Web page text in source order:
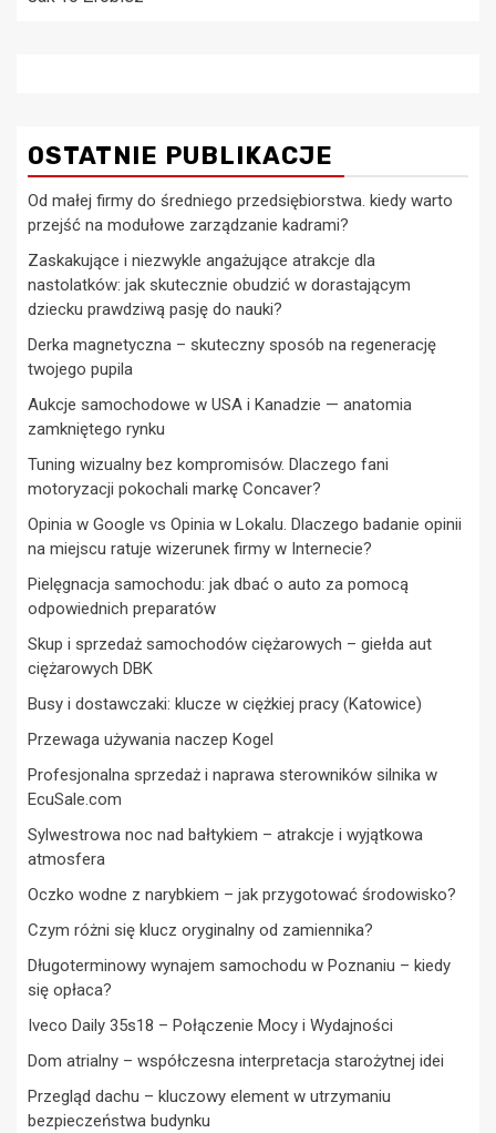
OSTATNIE PUBLIKACJE
Od małej firmy do średniego przedsiębiorstwa. kiedy warto
przejść na modułowe zarządzanie kadrami?
Zaskakujące i niezwykle angażujące atrakcje dla
nastolatków: jak skutecznie obudzić w dorastającym
dziecku prawdziwą pasję do nauki?
Derka magnetyczna – skuteczny sposób na regenerację
twojego pupila
Aukcje samochodowe w USA i Kanadzie — anatomia
zamkniętego rynku
Tuning wizualny bez kompromisów. Dlaczego fani
motoryzacji pokochali markę Concaver?
Opinia w Google vs Opinia w Lokalu. Dlaczego badanie opinii
na miejscu ratuje wizerunek firmy w Internecie?
Pielęgnacja samochodu: jak dbać o auto za pomocą
odpowiednich preparatów
Skup i sprzedaż samochodów ciężarowych – giełda aut
ciężarowych DBK
Busy i dostawczaki: klucze w ciężkiej pracy (Katowice)
Przewaga używania naczep Kogel
Profesjonalna sprzedaż i naprawa sterowników silnika w
EcuSale.com
Sylwestrowa noc nad bałtykiem – atrakcje i wyjątkowa
atmosfera
Oczko wodne z narybkiem – jak przygotować środowisko?
Czym różni się klucz oryginalny od zamiennika?
Długoterminowy wynajem samochodu w Poznaniu – kiedy
się opłaca?
Iveco Daily 35s18 – Połączenie Mocy i Wydajności
Dom atrialny – współczesna interpretacja starożytnej idei
Przegląd dachu – kluczowy element w utrzymaniu
bezpieczeństwa budynku